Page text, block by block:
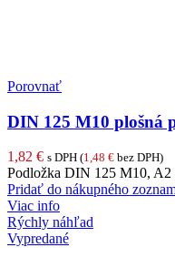
Porovnať
DIN 125 M10 plošná
1,82 € s DPH (1,48 € bez DPH)
Podložka DIN 125 M10, A2
Pridať do nákupného
Viac info
Rýchly náhľad
Vypredané